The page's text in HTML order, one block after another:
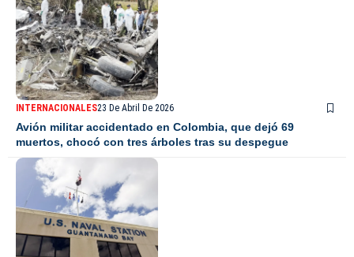
INTERNACIONALES23 De Abril De 2026
Avión militar accidentado en Colombia, que dejó 69
muertos, chocó con tres árboles tras su despegue